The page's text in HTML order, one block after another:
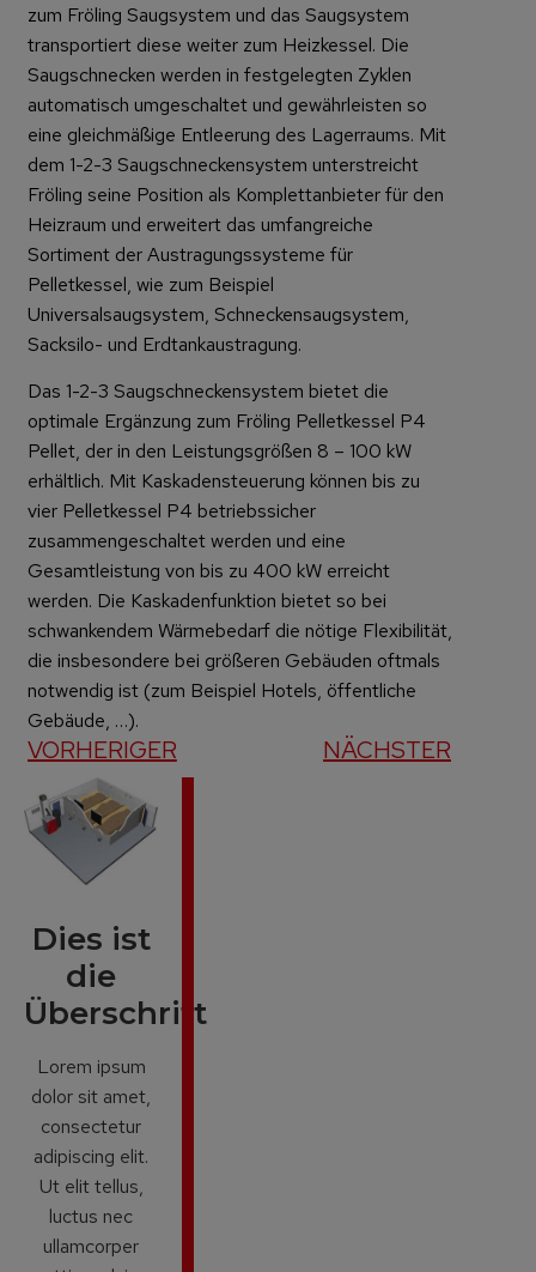
zum Fröling Saugsystem und das Saugsystem
transportiert diese weiter zum Heizkessel. Die
Saugschnecken werden in festgelegten Zyklen
automatisch umgeschaltet und gewährleisten so
eine gleichmäßige Entleerung des Lagerraums. Mit
dem 1-2-3 Saugschneckensystem unterstreicht
Fröling seine Position als Komplettanbieter für den
Heizraum und erweitert das umfangreiche
Sortiment der Austragungssysteme für
Pelletkessel, wie zum Beispiel
Universalsaugsystem, Schneckensaugsystem,
Sacksilo- und Erdtankaustragung.
Das 1-2-3 Saugschneckensystem bietet die
optimale Ergänzung zum Fröling Pelletkessel P4
Pellet, der in den Leistungsgrößen 8 – 100 kW
erhältlich. Mit Kaskadensteuerung können bis zu
vier Pelletkessel P4 betriebssicher
zusammengeschaltet werden und eine
Gesamtleistung von bis zu 400 kW erreicht
werden. Die Kaskadenfunktion bietet so bei
schwankendem Wärmebedarf die nötige Flexibilität,
die insbesondere bei größeren Gebäuden oftmals
notwendig ist (zum Beispiel Hotels, öffentliche
Gebäude, …).
VORHERIGER NÄCHSTER
Dies ist
die
Überschrift
Lorem ipsum
dolor sit amet,
consectetur
adipiscing elit.
Ut elit tellus,
luctus nec
ullamcorper